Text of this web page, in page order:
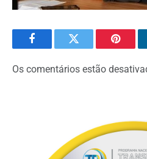
FacebookTwitter
Os comentários estão